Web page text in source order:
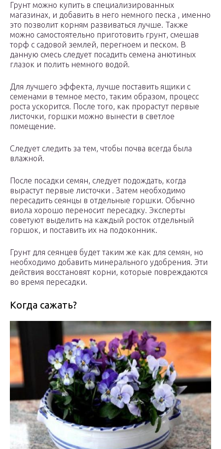
Грунт можно купить в специализированных
магазинах, и добавить в него немного песка , именно
это позволит корням развиваться лучше. Также
можно самостоятельно приготовить грунт, смешав
торф с садовой землей, перегноем и песком. В
данную смесь следует посадить семена анютиных
глазок и полить немного водой.
Для лучшего эффекта, лучше поставить ящики с
семенами в темное место, таким образом, процесс
роста ускорится. После того, как прорастут первые
листочки, горшки можно вынести в светлое
помещение.
Следует следить за тем, чтобы почва всегда была
влажной.
После посадки семян, следует подождать, когда
вырастут первые листочки . Затем необходимо
пересадить сеянцы в отдельные горшки. Обычно
виола хорошо переносит пересадку. Эксперты
советуют выделить на каждый росток отдельный
горшок, и поставить их на подоконник.
Грунт для сеянцев будет таким же как для семян, но
необходимо добавить минерального удобрения. Эти
действия восстановят корни, которые повреждаются
во время пересадки.
Когда сажать?